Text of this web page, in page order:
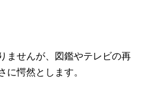
ませんが、図鑑やテレビの再
に愕然とします。